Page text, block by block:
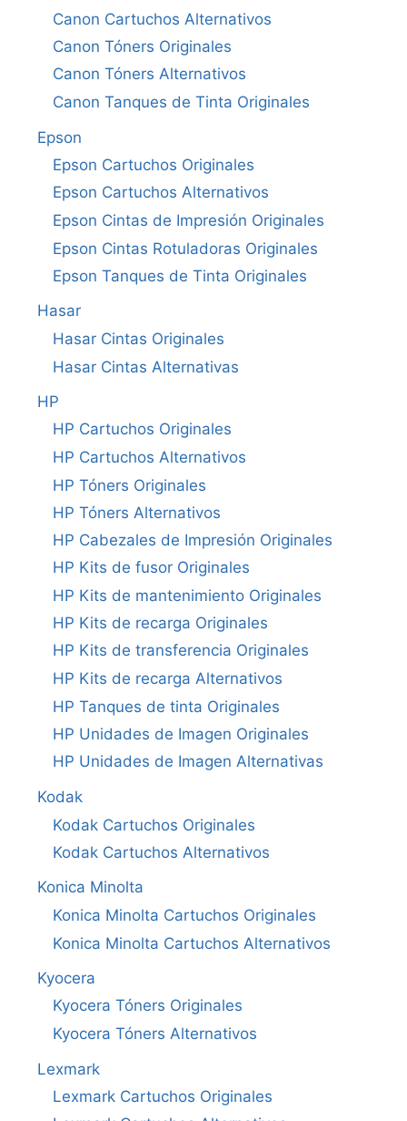
Canon Cartuchos Alternativos
Canon Tóners Originales
Canon Tóners Alternativos
Canon Tanques de Tinta Originales
Epson
Epson Cartuchos Originales
Epson Cartuchos Alternativos
Epson Cintas de Impresión Originales
Epson Cintas Rotuladoras Originales
Epson Tanques de Tinta Originales
Hasar
Hasar Cintas Originales
Hasar Cintas Alternativas
HP
HP Cartuchos Originales
HP Cartuchos Alternativos
HP Tóners Originales
HP Tóners Alternativos
HP Cabezales de Impresión Originales
HP Kits de fusor Originales
HP Kits de mantenimiento Originales
HP Kits de recarga Originales
HP Kits de transferencia Originales
HP Kits de recarga Alternativos
HP Tanques de tinta Originales
HP Unidades de Imagen Originales
HP Unidades de Imagen Alternativas
Kodak
Kodak Cartuchos Originales
Kodak Cartuchos Alternativos
Konica Minolta
Konica Minolta Cartuchos Originales
Konica Minolta Cartuchos Alternativos
Kyocera
Kyocera Tóners Originales
Kyocera Tóners Alternativos
Lexmark
Lexmark Cartuchos Originales